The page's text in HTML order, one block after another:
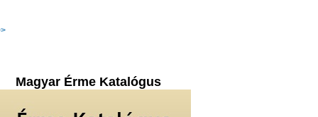
Magyar Érme Katalógus